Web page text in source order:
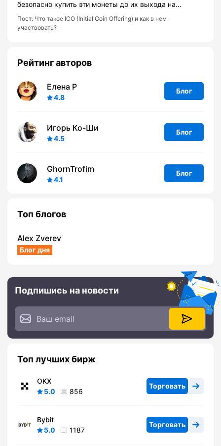
безопасно купить эти монеты до их выхода на…
Пост: Что такое ICO (Initial Coin Offering) и как в нем
участвовать?
Рейтинг авторов
Елена Р
4.8
Блог
Игорь Ко-Ши
4.5
Блог
GhornTrofim
4.1
Блог
Топ блогов
Alex Zverev
Блог дня
Подпишись на новости
Топ лучших бирж
OKX
5.0
856
Торговать
Bybit
5.0
1187
Торговать